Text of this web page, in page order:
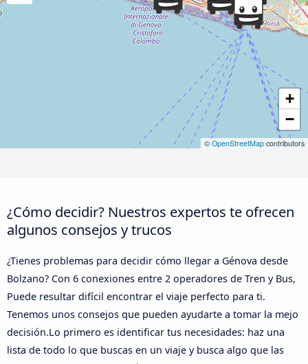
+
−
© OpenStreetMap contributors
¿Cómo decidir? Nuestros expertos te ofrecen
algunos consejos y trucos
¿Tienes problemas para decidir cómo llegar a Génova desde
Bolzano? Con 6 conexiones entre 2 operadores de Tren y Bus,
Puede resultar difícil encontrar el viaje perfecto para ti.
Tenemos unos consejos que pueden ayudarte a tomar la mejo
decisión.Lo primero es identificar tus necesidades: haz una
lista de todo lo que buscas en un viaje y busca algo que las